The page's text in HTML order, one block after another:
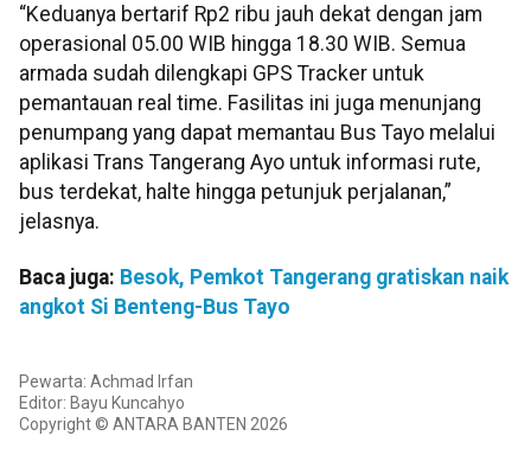
“Keduanya bertarif Rp2 ribu jauh dekat dengan jam
operasional 05.00 WIB hingga 18.30 WIB. Semua
armada sudah dilengkapi GPS Tracker untuk
pemantauan real time. Fasilitas ini juga menunjang
penumpang yang dapat memantau Bus Tayo melalui
aplikasi Trans Tangerang Ayo untuk informasi rute,
bus terdekat, halte hingga petunjuk perjalanan,”
jelasnya.
Baca juga: Besok, Pemkot Tangerang gratiskan naik
angkot Si Benteng-Bus Tayo
Pewarta: Achmad Irfan
Editor: Bayu Kuncahyo
Copyright © ANTARA BANTEN 2026